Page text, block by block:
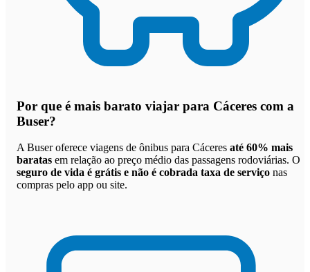
Por que é mais barato viajar para Cáceres com a
Buser?
A Buser oferece viagens de ônibus para Cáceres até 60% mais
baratas em relação ao preço médio das passagens rodoviárias. O
seguro de vida é grátis e não é cobrada taxa de serviço nas
compras pelo app ou site.